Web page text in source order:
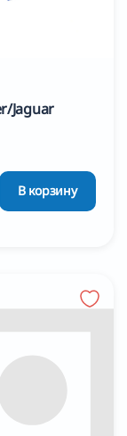
Jaguar
В корзину